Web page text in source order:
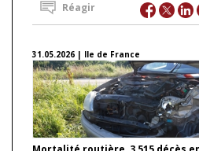
Réagir
31.05.2026 | Ile de France